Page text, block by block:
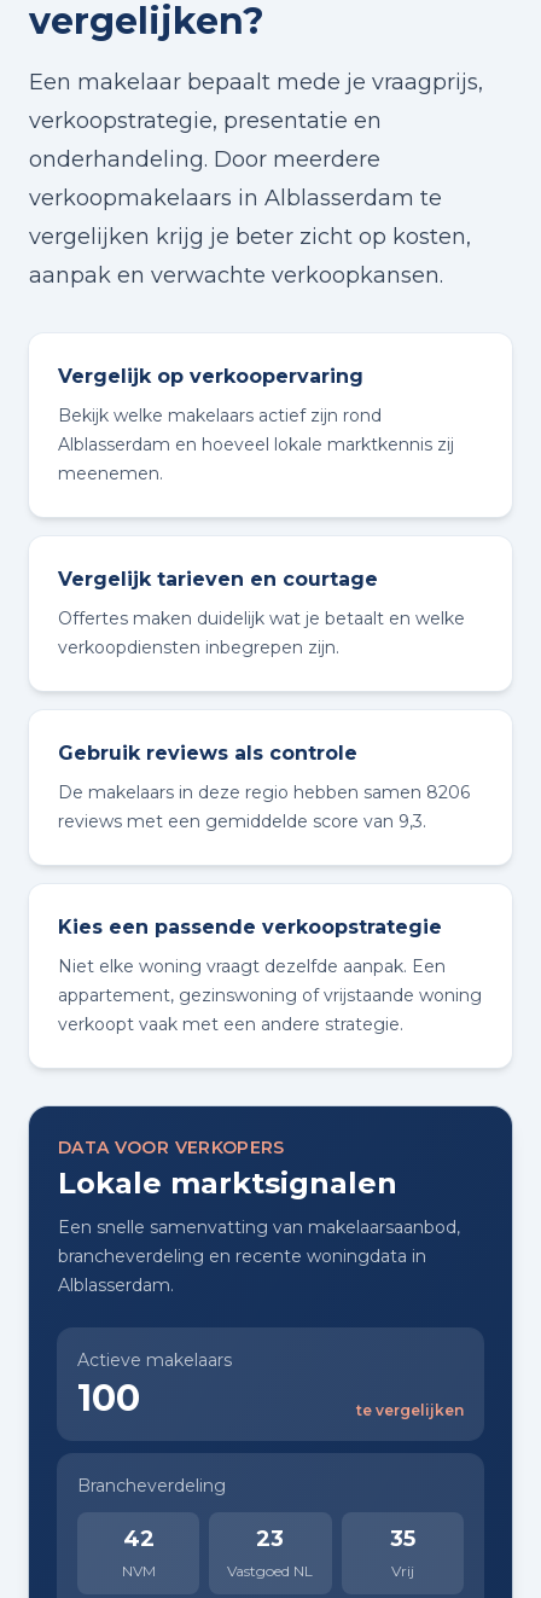
vergelijken?
Een makelaar bepaalt mede je vraagprijs,
verkoopstrategie, presentatie en
onderhandeling. Door meerdere
verkoopmakelaars in Alblasserdam te
vergelijken krijg je beter zicht op kosten,
aanpak en verwachte verkoopkansen.
Vergelijk op verkoopervaring
Bekijk welke makelaars actief zijn rond
Alblasserdam en hoeveel lokale marktkennis zij
meenemen.
Vergelijk tarieven en courtage
Offertes maken duidelijk wat je betaalt en welke
verkoopdiensten inbegrepen zijn.
Gebruik reviews als controle
De makelaars in deze regio hebben samen 8206
reviews met een gemiddelde score van 9,3.
Kies een passende verkoopstrategie
Niet elke woning vraagt dezelfde aanpak. Een
appartement, gezinswoning of vrijstaande woning
verkoopt vaak met een andere strategie.
DATA VOOR VERKOPERS
Lokale marktsignalen
Een snelle samenvatting van makelaarsaanbod,
brancheverdeling en recente woningdata in
Alblasserdam.
Actieve makelaars
100 te vergelijken
Brancheverdeling
42
NVM
23
Vastgoed NL
35
Vrij